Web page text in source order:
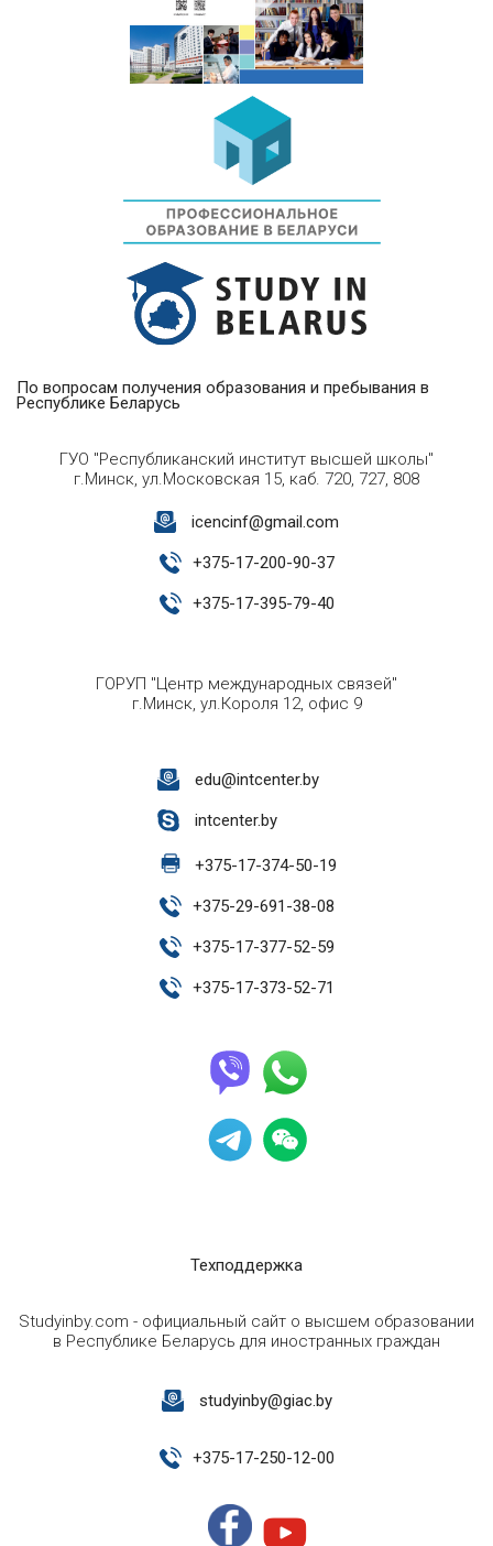
По вопросам получения образования и пребывания в
Республике Беларусь
ГУО "Республиканский институт высшей школы"
г.Минск, ул.Московская 15, каб. 720, 727, 808
icencinf@gmail.com
+375-17-200-90-37
+375-17-395-79-40
ГОРУП "Центр международных связей"
г.Минск, ул.Короля 12, офис 9
edu@intcenter.by
intcenter.by
+375-17-374-50-19
+375-29-691-38-08
+375-17-377-52-59
+375-17-373-52-71
Техподдержка
Studyinby.com - официальный сайт о высшем образовании
в Республике Беларусь для иностранных граждан
studyinby@giac.by
+375-17-250-12-00